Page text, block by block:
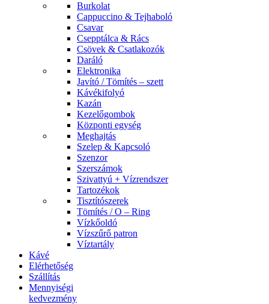
Burkolat
Cappuccino & Tejhaboló
Csavar
Csepptálca & Rács
Csövek & Csatlakozók
Daráló
Elektronika
Javító / Tömítés – szett
Kávékifolyó
Kazán
Kezelőgombok
Központi egység
Meghajtás
Szelep & Kapcsoló
Szenzor
Szerszámok
Szivattyú + Vízrendszer
Tartozékok
Tisztítószerek
Tömítés / O – Ring
Vízkőoldó
Vízszűrő patron
Víztartály
Kávé
Elérhetőség
Szállítás
Mennyiségi
kedvezmény